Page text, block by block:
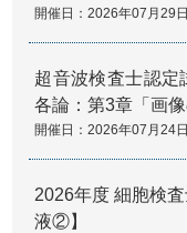
開催日：2026年07月29
超音波検査士認定
各論：第3章「画
開催日：2026年07月24
2026年度 細胞検
液②】